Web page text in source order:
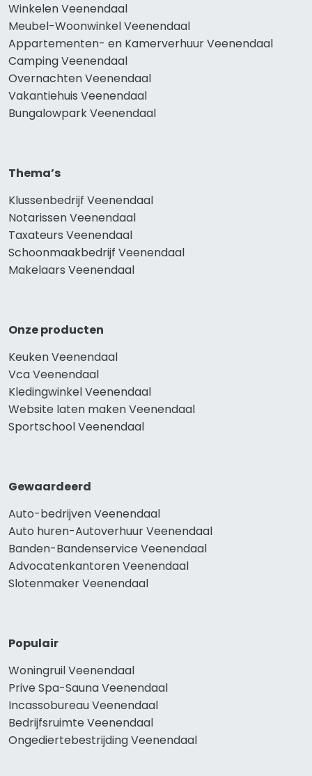
Winkelen Veenendaal
Meubel-Woonwinkel Veenendaal
Appartementen- en Kamerverhuur Veenendaal
Camping Veenendaal
Overnachten Veenendaal
Vakantiehuis Veenendaal
Bungalowpark Veenendaal
Thema’s
Klussenbedrijf Veenendaal
Notarissen Veenendaal
Taxateurs Veenendaal
Schoonmaakbedrijf Veenendaal
Makelaars Veenendaal
Onze producten
Keuken Veenendaal
Vca Veenendaal
Kledingwinkel Veenendaal
Website laten maken Veenendaal
Sportschool Veenendaal
Gewaardeerd
Auto-bedrijven Veenendaal
Auto huren-Autoverhuur Veenendaal
Banden-Bandenservice Veenendaal
Advocatenkantoren Veenendaal
Slotenmaker Veenendaal
Populair
Woningruil Veenendaal
Prive Spa-Sauna Veenendaal
Incassobureau Veenendaal
Bedrijfsruimte Veenendaal
Ongediertebestrijding Veenendaal